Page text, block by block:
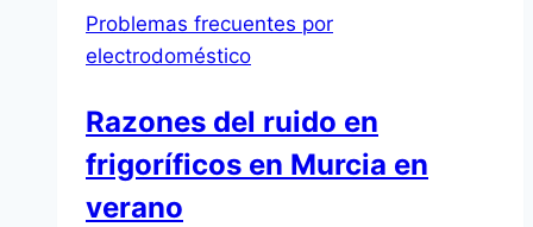
Problemas frecuentes por
electrodoméstico
Razones del ruido en
frigoríficos en Murcia en
verano